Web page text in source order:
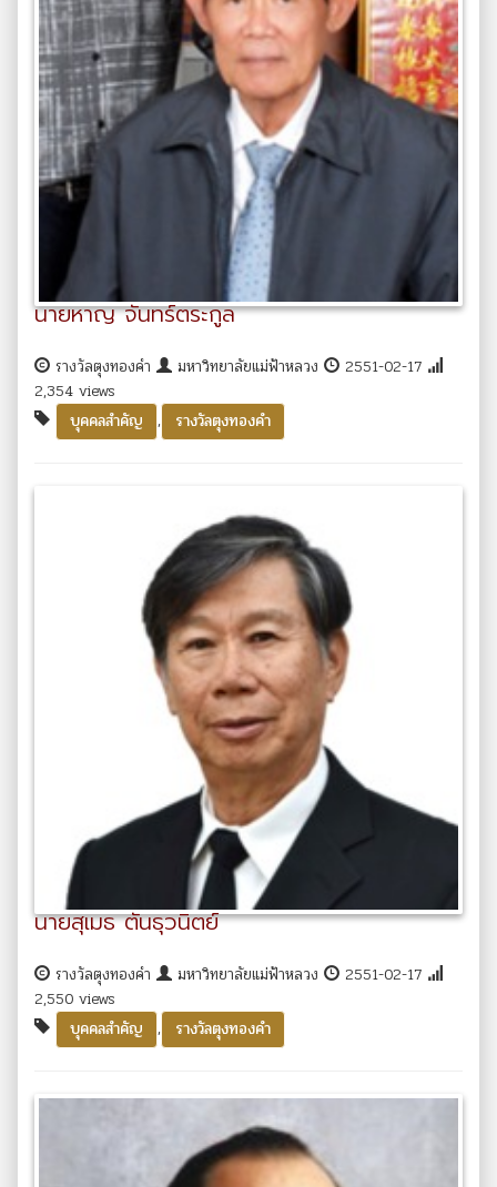
นายหาญ จันทร์ตระกูล
รางวัลตุงทองคำ มหาวิทยาลัยแม่ฟ้าหลวง
2551-02-17
2,354 views
บุคคลสำคัญ
, รางวัลตุงทองคำ
นายสุเมธ ตันธุวนิตย์
รางวัลตุงทองคำ มหาวิทยาลัยแม่ฟ้าหลวง
2551-02-17
2,550 views
บุคคลสำคัญ
, รางวัลตุงทองคำ